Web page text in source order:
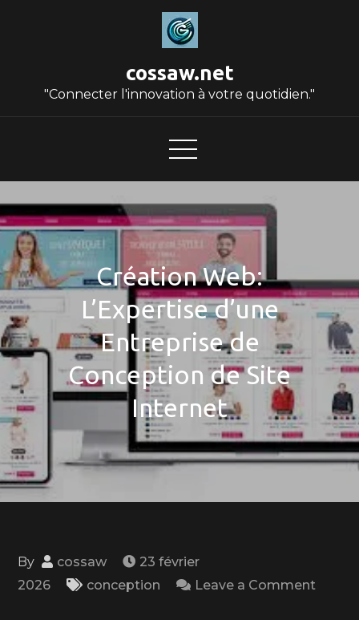
cossaw.net
"Connecter l'innovation à votre quotidien."
Création Web:
L’Expertise d’une
Entreprise de
Conception de Site
Internet
By cossaw
23 février
2026
conception Leave a Comment